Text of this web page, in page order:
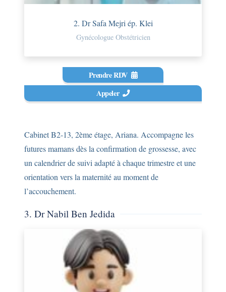
2. Dr Safa Mejri ép. Klei
Gynécologue Obstétricien
Prendre RDV
Appeler
Cabinet B2-13, 2ème étage, Ariana. Accompagne les
futures mamans dès la confirmation de grossesse, avec
un calendrier de suivi adapté à chaque trimestre et une
orientation vers la maternité au moment de
l’accouchement.
3. Dr Nabil Ben Jedida